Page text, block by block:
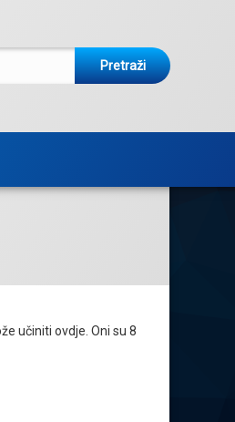
učiniti ovdje. Oni su 8